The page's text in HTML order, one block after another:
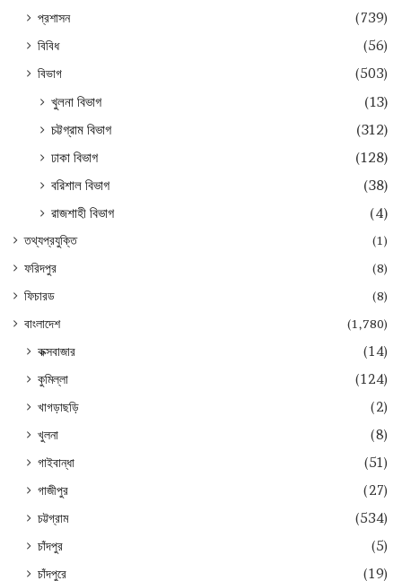
প্রশাসন
(739)
বিবিধ
(56)
বিভাগ
(503)
খুলনা বিভাগ
(13)
চট্টগ্রাম বিভাগ
(312)
ঢাকা বিভাগ
(128)
বরিশাল বিভাগ
(38)
রাজশাহী বিভাগ
(4)
তথ্যপ্রযুক্তি
(1)
ফরিদপুর
(8)
ফিচারড
(8)
বাংলাদেশ
(1,780)
কক্সবাজার
(14)
কুমিল্লা
(124)
খাগড়াছড়ি
(2)
খুলনা
(8)
গাইবান্ধা
(51)
গাজীপুর
(27)
চট্টগ্রাম
(534)
চাঁদপুর
(5)
চাঁদপুরে
(19)